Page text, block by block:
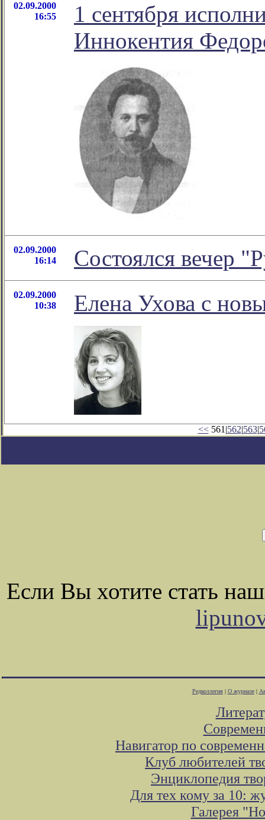
02.09.2000
16:55
1 сентября
Иннокентия
02.09.2000
16:14
Состоялся вечер
02.09.2000
10:38
Елена Ухова с
<<561|562|563|
Если Вы хотите стать
Редколлегия| О журнале|
Навигатор по
Клуб любителей
Энциклопедия
Для тех кому за 10:
Галерея